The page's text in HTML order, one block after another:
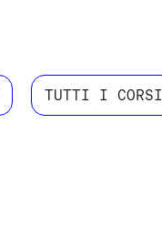
TUTTI I CORSI